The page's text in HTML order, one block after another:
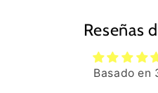
Reseñas
Basado en